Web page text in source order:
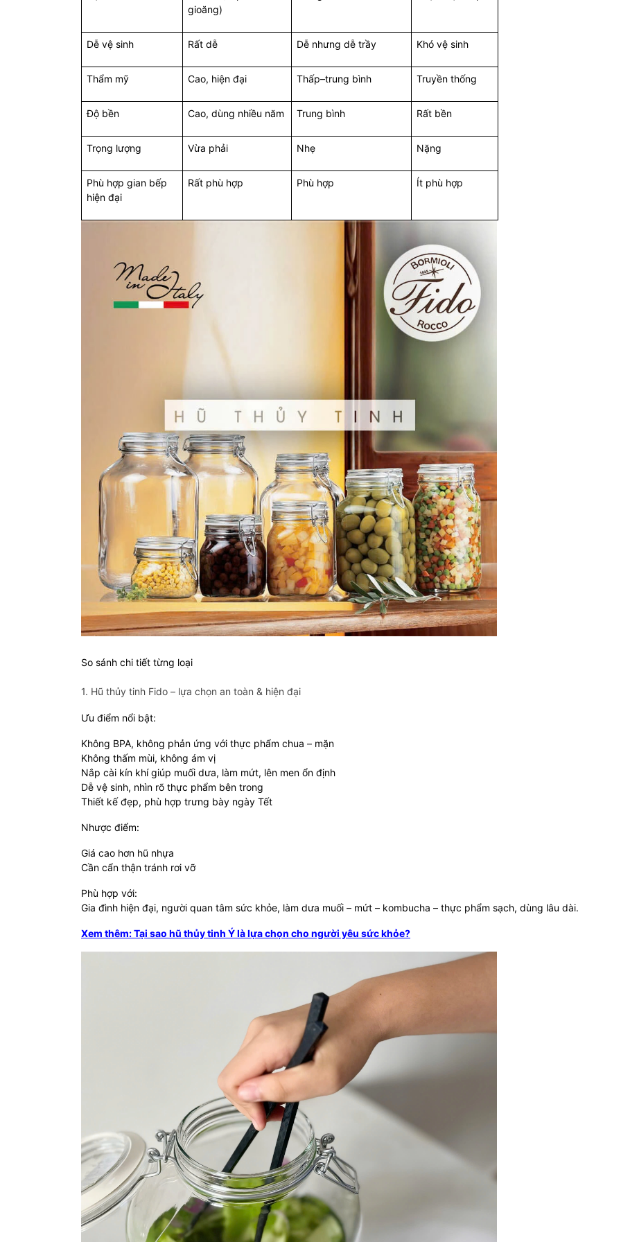
gioăng)
Dễ vệ sinh Rất dễ Dễ nhưng dễ trầy Khó vệ sinh
Thẩm mỹ Cao, hiện đại Thấp–trung bình Truyền thống
Độ bền Cao, dùng nhiều năm Trung bình Rất bền
Trọng lượng Vừa phải Nhẹ Nặng
Phù hợp gian bếp
hiện đại
Rất phù hợp Phù hợp Ít phù hợp
So sánh chi tiết từng loại
1. Hũ thủy tinh Fido – lựa chọn an toàn & hiện đại
Ưu điểm nổi bật:
Không BPA, không phản ứng với thực phẩm chua – mặn
Không thấm mùi, không ám vị
Nắp cài kín khí giúp muối dưa, làm mứt, lên men ổn định
Dễ vệ sinh, nhìn rõ thực phẩm bên trong
Thiết kế đẹp, phù hợp trưng bày ngày Tết
Nhược điểm:
Giá cao hơn hũ nhựa
Cần cẩn thận tránh rơi vỡ
Phù hợp với:
Gia đình hiện đại, người quan tâm sức khỏe, làm dưa muối – mứt – kombucha – thực phẩm sạch, dùng lâu dài.
Xem thêm: Tại sao hũ thủy tinh Ý là lựa chọn cho người yêu sức khỏe?